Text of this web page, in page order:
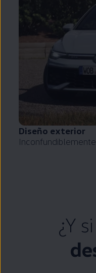
Diseño exterior
¿Y